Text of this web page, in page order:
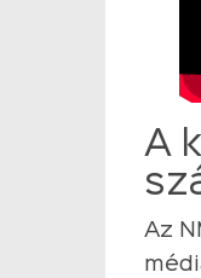
A
Az